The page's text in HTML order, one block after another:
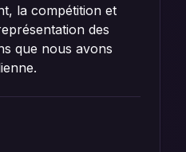
la compétition et
des
que nous avons